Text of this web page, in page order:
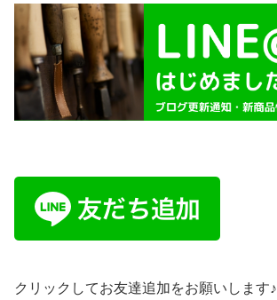
クリックしてお友達追加をお願いします♪